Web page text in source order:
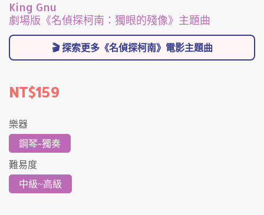
King Gnu
劇場版《名偵探柯南：獨眼的殘像》主題曲
🎬 探索更多《名偵探柯南》電影主題曲
NT$159
樂器
鋼琴-獨奏
難易度
中級~高級